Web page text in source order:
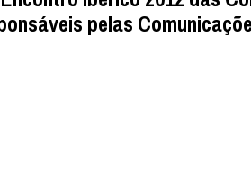
pelas